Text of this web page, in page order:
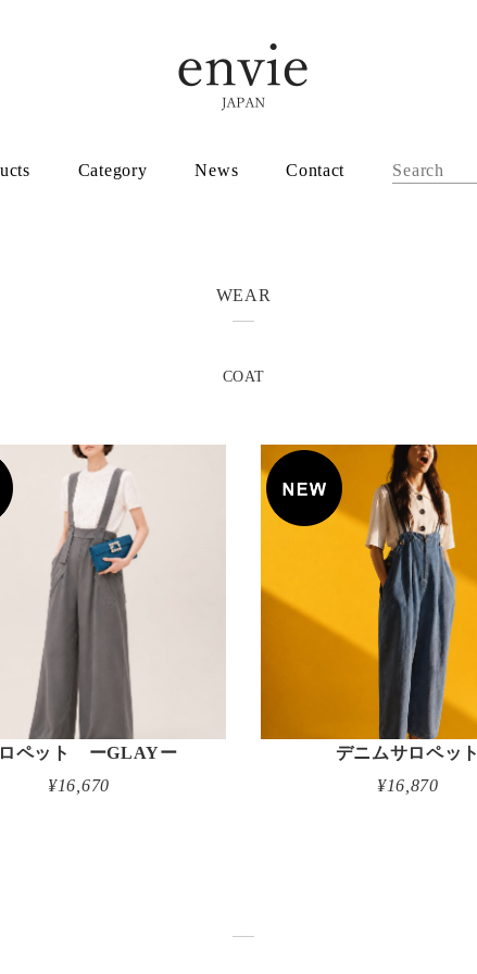
Category News Contact
WEAR
COAT
ペット ーGLAYー
¥16,670
デニムサロペット
¥16,870